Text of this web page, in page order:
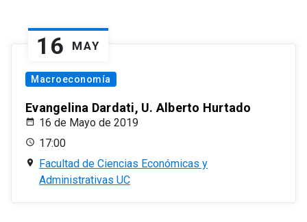
16 MAY
Macroeconomía
Evangelina Dardati, U. Alberto Hurtado
16 de Mayo de 2019
17:00
Facultad de Ciencias Económicas y
Administrativas UC